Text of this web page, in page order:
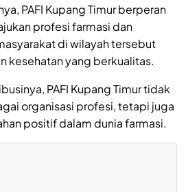
PAFI Kupang Timur berperan
profesi farmasi dan
di wilayah tersebut
kesehatan yang berkualitas.
PAFI Kupang Timur tidak
organisasi profesi, tetapi juga
positif dalam dunia farmasi.